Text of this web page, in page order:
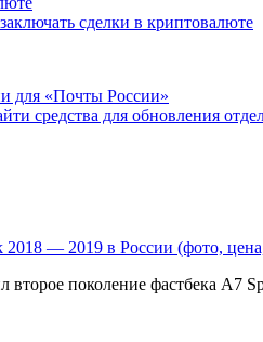
сделки в криптовалюте
средства для обновления
— 2019 в России (фото,
второе поколение фастбека A7